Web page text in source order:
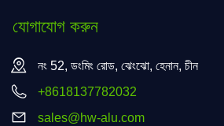
যোগাযোগ করুন
নং 52, ডংমিং রোড, ঝেংঝো, হেনান, চীন
+8618137782032
sales@hw-alu.com